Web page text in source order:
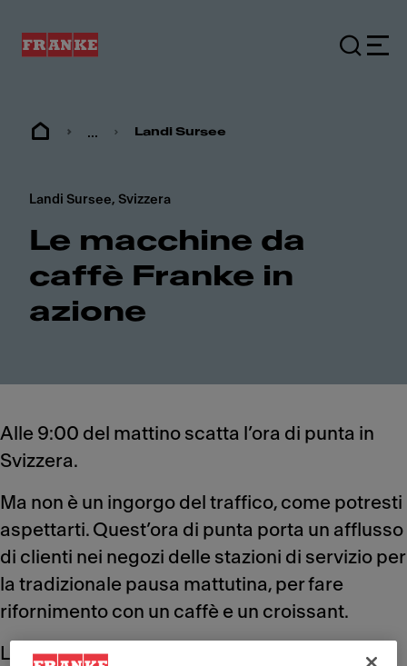
... Landi Sursee
Landi Sursee, Svizzera
Le macchine da
caffè Franke in
azione
Alle 9:00 del mattino scatta l’ora di punta in
Svizzera.
Ma non è un ingorgo del traffico, come potresti
aspettarti. Quest’ora di punta porta un afflusso
di clienti nei negozi delle stazioni di servizio per
la tradizionale pausa mattutina, per fare
rifornimento con un caffè e un croissant.
Landi Sursee, uno dei principali operatori